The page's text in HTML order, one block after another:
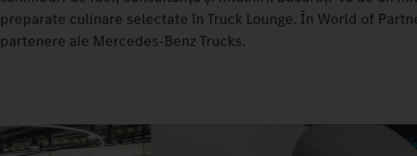
preparate culinare selectate în Truck Lounge. În World of
partenere ale Mercedes-Benz Trucks.